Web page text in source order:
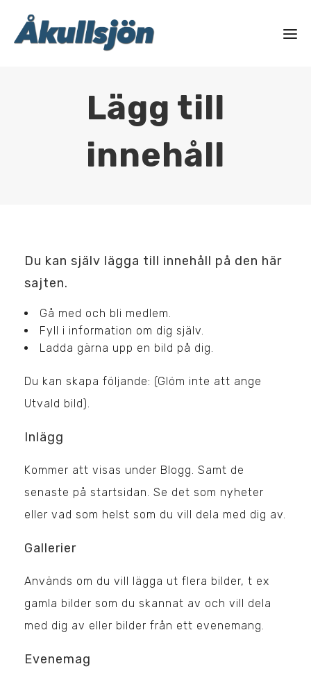
Lägg till
innehåll
Du kan själv lägga till innehåll på den här
sajten.
Gå med och bli medlem.
Fyll i information om dig själv.
Ladda gärna upp en bild på dig.
Du kan skapa följande: (Glöm inte att ange
Utvald bild).
Inlägg
Kommer att visas under Blogg. Samt de
senaste på startsidan. Se det som nyheter
eller vad som helst som du vill dela med dig av.
Gallerier
Används om du vill lägga ut flera bilder, t ex
gamla bilder som du skannat av och vill dela
med dig av eller bilder från ett evenemang.
Evenemag